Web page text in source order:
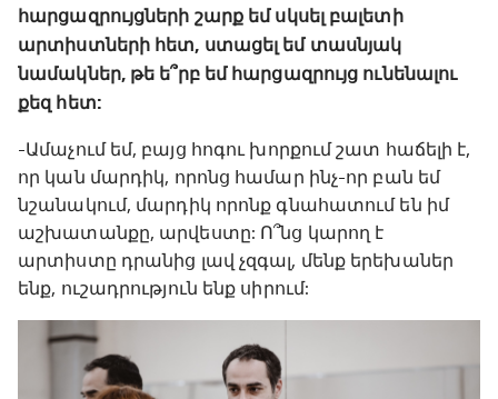
հարցազրույցների շարք եմ սկսել բալետի
արտիստների հետ, ստացել եմ տասնյակ
նամակներ, թե ե՞րբ եմ հարցազրույց ունենալու
քեզ հետ:
-Ամաչում եմ, բայց հոգու խորքում շատ հաճելի է,
որ կան մարդիկ, որոնց համար ինչ-որ բան եմ
նշանակում, մարդիկ որոնք գնահատում են իմ
աշխատանքը, արվեստը: Ո՞նց կարող է
արտիստը դրանից լավ չզգալ, մենք երեխաներ
ենք, ուշադրություն ենք սիրում: